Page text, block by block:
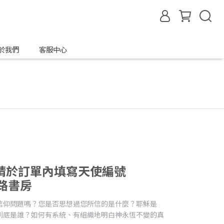
我們 客服中心
於訂單內填寫天使編號
書房
問題嗎？您是否思想過您所信的是什麼？耶穌是
是誰？如何有系統、有組織地明白神永恆不變的真